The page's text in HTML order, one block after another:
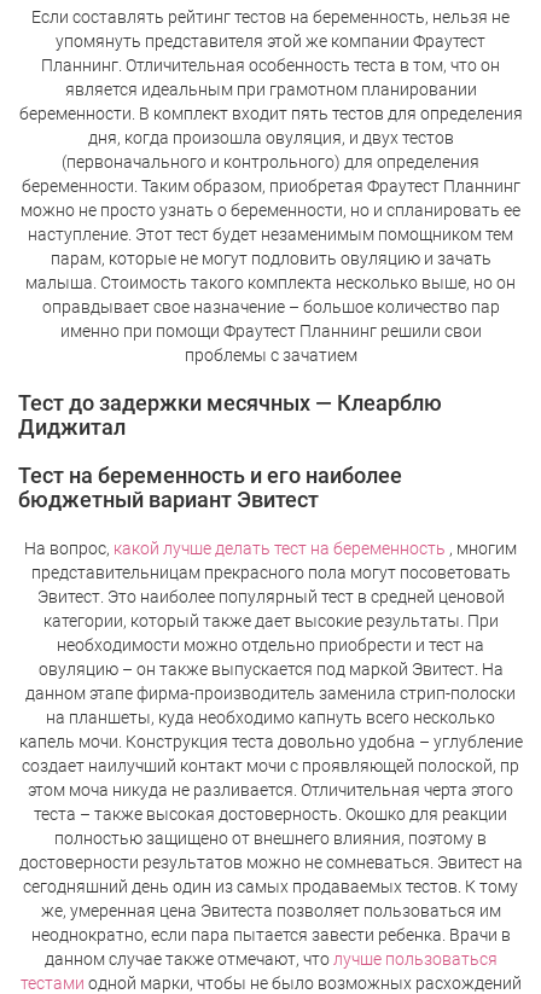
Если составлять рейтинг тестов на беременность, нельзя не
упомянуть представителя этой же компании Фраутест
Планнинг. Отличительная особенность теста в том, что он
является идеальным при грамотном планировании
беременности. В комплект входит пять тестов для определения
дня, когда произошла овуляция, и двух тестов
(первоначального и контрольного) для определения
беременности. Таким образом, приобретая Фраутест Планнинг
можно не просто узнать о беременности, но и спланировать ее
наступление. Этот тест будет незаменимым помощником тем
парам, которые не могут подловить овуляцию и зачать
малыша. Стоимость такого комплекта несколько выше, но он
оправдывает свое назначение – большое количество пар
именно при помощи Фраутест Планнинг решили свои
проблемы с зачатием
Тест до задержки месячных — Клеарблю
Диджитал
Тест на беременность и его наиболее
бюджетный вариант Эвитест
На вопрос, какой лучше делать тест на беременность , многим
представительницам прекрасного пола могут посоветовать
Эвитест. Это наиболее популярный тест в средней ценовой
категории, который также дает высокие результаты. При
необходимости можно отдельно приобрести и тест на
овуляцию – он также выпускается под маркой Эвитест. На
данном этапе фирма-производитель заменила стрип-полоски
на планшеты, куда необходимо капнуть всего несколько
капель мочи. Конструкция теста довольно удобна – углубление
создает наилучший контакт мочи с проявляющей полоской, пр
этом моча никуда не разливается. Отличительная черта этого
теста – также высокая достоверность. Окошко для реакции
полностью защищено от внешнего влияния, поэтому в
достоверности результатов можно не сомневаться. Эвитест на
сегодняшний день один из самых продаваемых тестов. К тому
же, умеренная цена Эвитеста позволяет пользоваться им
неоднократно, если пара пытается завести ребенка. Врачи в
данном случае также отмечают, что лучше пользоваться
тестами одной марки, чтобы не было возможных расхождений